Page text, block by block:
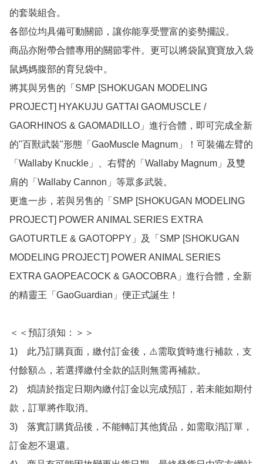
的套裝組合。
各部位均具備可動關節，讓你能享受豐富的姿勢擺設。
商品亦附帶合體專用的關節零件。更可以將袋鼠寶寶放入袋
鼠媽媽腹部的育兒袋中。
將其與另售的「SMP [SHOKUGAN MODELING
PROJECT] HYAKUJU GATTAI GAOMUSCLE /
GAORHINOS & GAOMADILLO」進行合體，即可完成全新
的"百獸武裝"形態「GaoMuscle Magnum」！可裝備左臂的
「Wallaby Knuckle」、右臂的「Wallaby Magnum」及雙
肩的「Wallaby Cannon」等眾多武裝。
更進一步，若與另售的「SMP [SHOKUGAN MODELING
PROJECT] POWER ANIMAL SERIES EXTRA
GAOTURTLE & GAOTOPPY」及「SMP [SHOKUGAN
MODELING PROJECT] POWER ANIMAL SERIES
EXTRA GAOPEACOCK & GAOCOBRA」進行合體，全新
的精靈王「GaoGuardian」便正式誕生！
＜＜預訂須知：＞＞
1)　此乃訂購頁面，繳付訂金後，⚠️需取貨時進行補款，支
付餘額⚠️，若選擇繳付全款的話則無需再補款。
2)　煩請於指定日期內繳付訂金以完成預訂，若未能如期付
款，訂單將作取消。
3)　落實訂購貨品後，不能轉訂其他貨品，如需取消訂單，
訂金恕不退還。